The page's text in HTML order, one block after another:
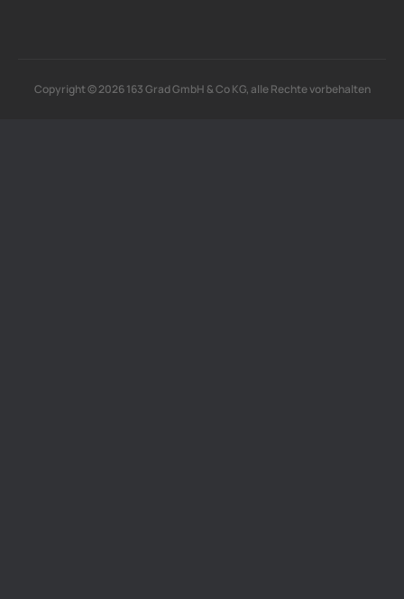
Copyright © 2026 163 Grad GmbH & Co KG, alle Rechte vorbehalten